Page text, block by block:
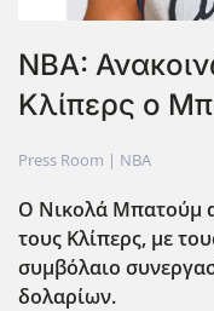
NBA:
Κλίπερς ο
Press Room | NBA
Ο Νικολά Μπατούμ
τους Κλίπερς, με
συμβόλαιο
δολαρίων.